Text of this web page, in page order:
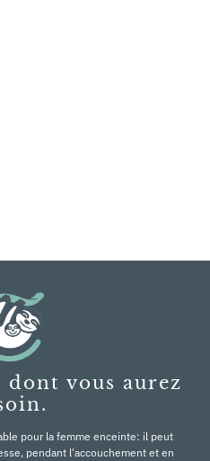
dont vous aurez
pour la femme enceinte: il peut
pendant l'accouchement et en